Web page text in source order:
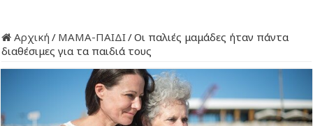
Αρχική / ΜΑΜΑ-ΠΑΙΔΙ/Οι παλιές μαμάδες ήταν πάντα
διαθέσιμες για τα παιδιά τους